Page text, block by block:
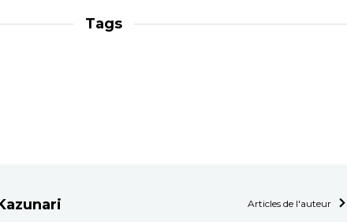
Tags
Articles de l'auteur